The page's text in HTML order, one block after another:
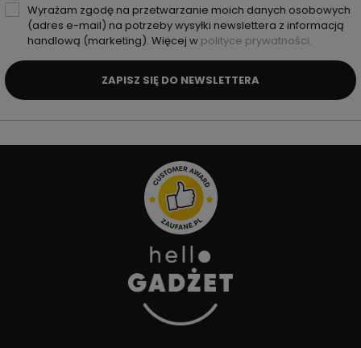
Wyrażam zgodę na przetwarzanie moich danych osobowych
(adres e-mail) na potrzeby wysyłki newslettera z informacją
handlową (marketing). Więcej w polityce prywatności.
ZAPISZ SIĘ DO NEWSLETTERA